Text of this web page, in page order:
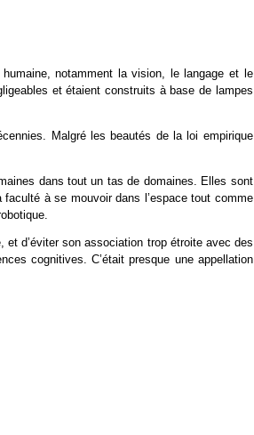
humaine, notamment la vision, le langage et le
et étaient construits à base de lampes
Malgré les beautés de la loi empirique
dans tout un tas de domaines. Elles sont
à se mouvoir dans l’espace tout comme
et d’éviter son association trop étroite avec des
cognitives. C’était presque une appellation